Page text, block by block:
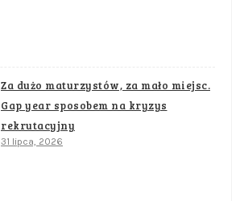
Za dużo maturzystów, za mało miejsc.
Gap year sposobem na kryzys
rekrutacyjny
31 lipca, 2026